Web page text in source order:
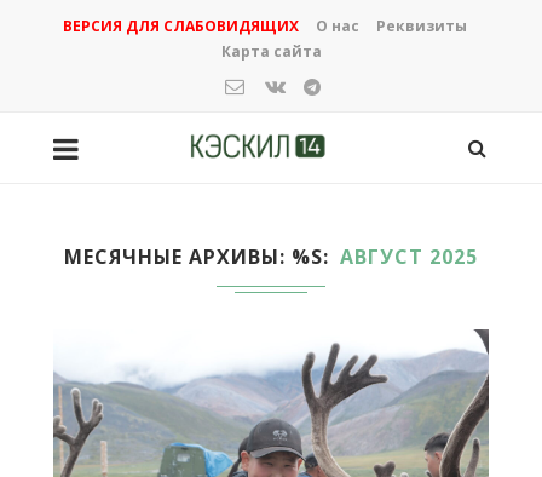
ВЕРСИЯ ДЛЯ СЛАБОВИДЯЩИХ О нас
Реквизиты
Карта сайта
МЕСЯЧНЫЕ АРХИВЫ: %S АВГУСТ 2025